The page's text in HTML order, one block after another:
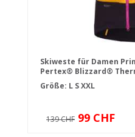
Skiweste für Damen
Pertex® Blizzard®
Größe: L SXXL
139 CHF 99 CHF